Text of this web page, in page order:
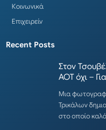
Κοινωνικά
Επιχειρείν
Recent Posts
Στον
ΑΟΤ όχι –
Μια
Τρικάλων
στο οποίο